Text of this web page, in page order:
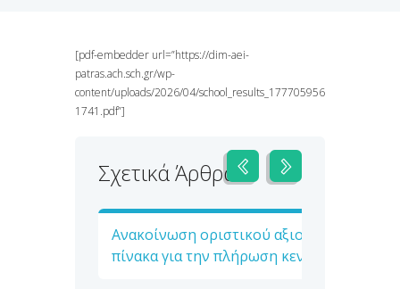
[pdf-embedder url=”https://dim-aei-
patras.ach.sch.gr/wp-
content/uploads/2026/04/school_results_177705956
1741.pdf”]
Σχετικά Άρθρα
Ανακοίνωση οριστικού αξιολογικού
πίνακα για την πλήρωση κενών θέσεων